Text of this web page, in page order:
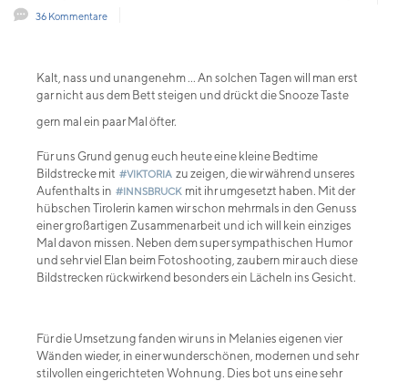
36 Kommentare
Kalt, nass und unangenehm ... An solchen Tagen will man erst
gar nicht aus dem Bett steigen und drückt die Snooze Taste
gern mal ein paar Mal öfter.
Für uns Grund genug euch heute eine kleine Bedtime
Bildstrecke mit #VIKTORIA zu zeigen, die wir während unseres
Aufenthalts in #INNSBRUCK mit ihr umgesetzt haben. Mit der
hübschen Tirolerin kamen wir schon mehrmals in den Genuss
einer großartigen Zusammenarbeit und ich will kein einziges
Mal davon missen. Neben dem super sympathischen Humor
und sehr viel Elan beim Fotoshooting, zaubern mir auch diese
Bildstrecken rückwirkend besonders ein Lächeln ins Gesicht.
Für die Umsetzung fanden wir uns in Melanies eigenen vier
Wänden wieder, in einer wunderschönen, modernen und sehr
stilvollen eingerichteten Wohnung. Dies bot uns eine sehr